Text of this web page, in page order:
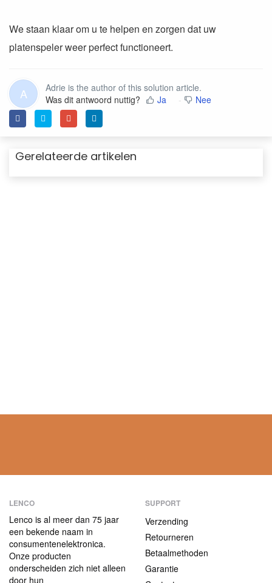
We staan klaar om u te helpen en zorgen dat uw
platenspeler weer perfect functioneert.
A
Adrie is the author of this solution article.
Was dit antwoord nuttig?
Ja Nee
Gerelateerde artikelen
LENCO
Lenco is al meer dan 75 jaar
een bekende naam in
consumentenelektronica.
Onze producten
onderscheiden zich niet alleen
door hun
SUPPORT
Verzending
Retourneren
Betaalmethoden
Garantie